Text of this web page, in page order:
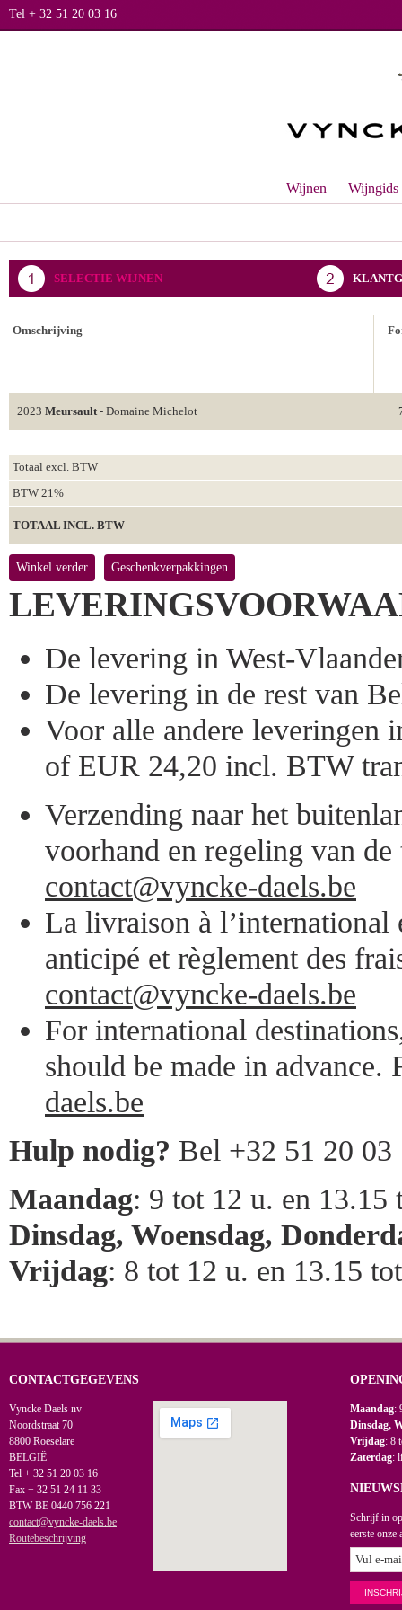
Tel + 32 51 20 03 16
Wijnen Wijngids
SELECTIE WIJNEN
Omschrijving
2023 Meursault- Domaine Michelot
Totaal excl. BTW
BTW 21%
TOTAAL INCL. BTW
Winkel verder Geschenkverpakkingen
De levering in West-
De levering in de rest van
Voor alle andere
of EUR 24,20 incl. BTW
Verzending naar het
voorhand en regeling van
contact@vyncke-daels.be
La livraison à l’international
anticipé et règlement des
contact@vyncke-daels.be
For international
should be made in advance.
daels.be
Hulp nodig? Bel +32 51 20 03
Maandag: 9 tot 12 u. en 13.15
Dinsdag, Woensdag,
Vrijdag: 8 tot 12 u. en 13.15
CONTACTGEGEVENS
Vyncke Daels nv
Noordstraat 70
8800 Roeselare
BELGIË
Tel + 32 51 20 03 16
Fax + 32 51 24 11 33
BTW BE 0440 756 221
contact@vyncke-daels.be
Routebeschrijving
Maandag:
Dinsdag,
Vrijdag: 8
Zaterdag:
Schrijf in
eerste onze